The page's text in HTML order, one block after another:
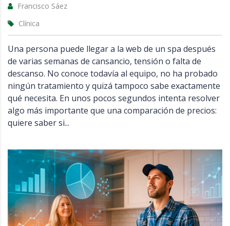
Francisco Sáez
Clínica
Una persona puede llegar a la web de un spa después
de varias semanas de cansancio, tensión o falta de
descanso. No conoce todavía al equipo, no ha probado
ningún tratamiento y quizá tampoco sabe exactamente
qué necesita. En unos pocos segundos intenta resolver
algo más importante que una comparación de precios:
quiere saber si...